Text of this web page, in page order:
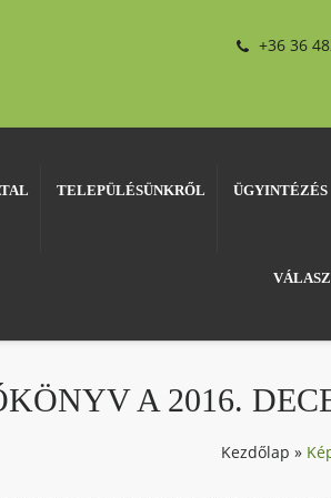
+36 36
TELEPÜLÉSÜNKRŐL ÜGYINTÉZÉS
A 2016.
Kezdőlap »